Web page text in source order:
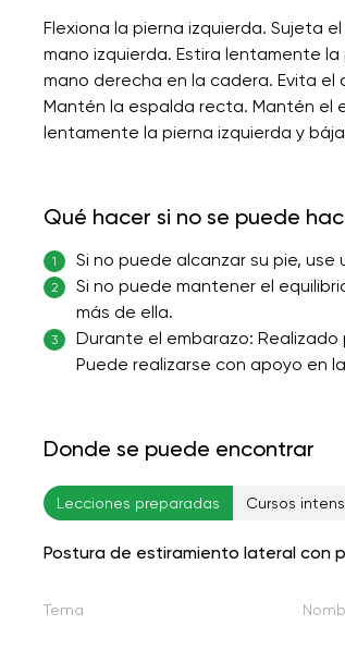
Flexiona la pierna izquierda. Sujeta
mano izquierda. Estira lentamente
mano derecha en la cadera. Evita el
Mantén la espalda recta. Mantén el
lentamente la pierna izquierda y
Qué hacer si no se puede
1 Si no puede alcanzar su pie,
2
Si no puede mantener el
más de ella.
3
Durante el embarazo:
Puede realizarse con apoyo en
Donde se puede encontrar
Lecciones preparadas Cursos
Postura de estiramiento lateral con
Tema